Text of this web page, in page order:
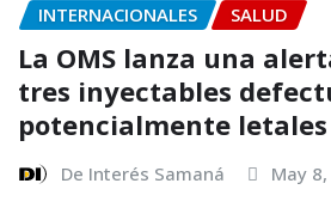
INTERNACIONALES SALUD
La OMS lanza una
tres inyectables
potencialmente letales
De Interés Samaná May